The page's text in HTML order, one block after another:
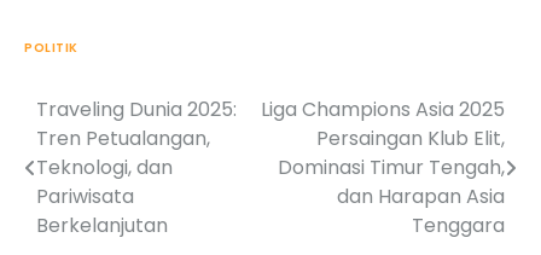
POLITIK
Post
navigation
Traveling Dunia 2025:
Tren Petualangan,
Teknologi, dan
Pariwisata
Berkelanjutan
Liga Champions Asia 2025
Persaingan Klub Elit,
Dominasi Timur Tengah,
dan Harapan Asia
Tenggara